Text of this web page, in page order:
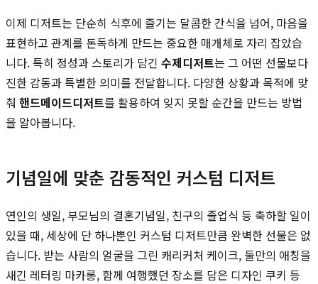
이제 디저트는 단순히 식후에 즐기는 달콤한 간식을 넘어, 마음을
표현하고 관계를 돈독하게 만드는 중요한 매개체로 자리 잡았습
니다. 특히 정성과 스토리가 담긴 수제디저트는 그 어떤 선물보다
진한 감동과 특별한 의미를 전달합니다. 다양한 상황과 목적에 맞
춰 핸드메이드디저트를 활용하여 잊지 못할 순간을 만드는 방법
을 알아봅니다.
기념일에 맞춘 감동적인 커스텀 디저트
연인의 생일, 부모님의 결혼기념일, 친구의 졸업식 등 축하할 일이
있을 때, 세상에 단 하나뿐인 커스텀 디저트만큼 완벽한 선물은 없
습니다. 받는 사람의 얼굴을 그린 캐리커처 케이크, 둘만의 애칭을
새긴 레터링 마카롱, 함께 여행했던 장소를 담은 디자인 쿠키 등